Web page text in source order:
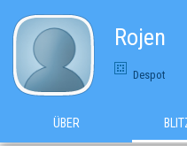
Rojen
Despot
ÜBER